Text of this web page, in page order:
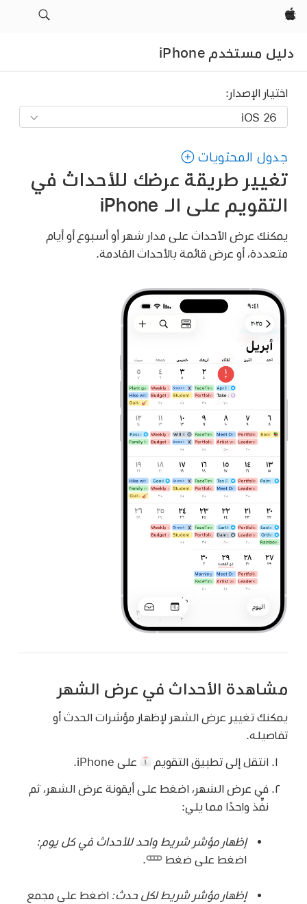
Apple‏
دليل مستخدم iPhone
اختيار الإصدار:
جدول المحتويات
تغيير طريقة عرضك للأحداث في
التقويم على الـ iPhone
يمكنك عرض الأحداث على مدار شهر أو أسبوع أو أيام
متعددة، أو عرض قائمة بالأحداث القادمة.
مشاهدة الأحداث في عرض الشهر
يمكنك تغيير عرض الشهر لإظهار مؤشرات الحدث أو
تفاصيله.
انتقل إلى تطبيق التقويم على iPhone.
في عرض الشهر، اضغط على أيقونة عرض الشهر، ثم
نفِّذ واحدًا مما يلي:
إظهار مؤشر شريط واحد للأحداث في كل يوم:
اضغط على ضغط
.
إظهار مؤشر شريط لكل حدث: اضغط على مجمع